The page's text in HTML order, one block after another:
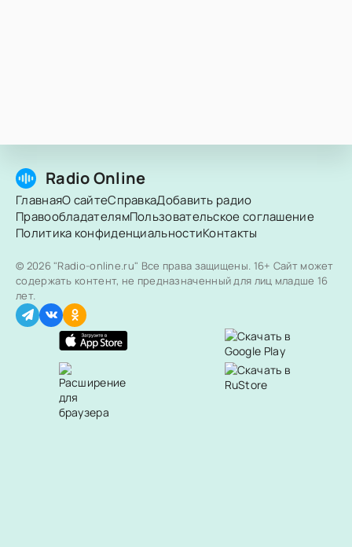
Radio Online
ГлавнаяО сайтеСправкаДобавить радио
ПравообладателямПользовательское соглашение
Политика конфиденциальностиКонтакты
© 2026 "Radio-online.ru" Все права защищены. 16+ Сайт может
содержать контент, не предназначенный для лиц младше 16
лет.